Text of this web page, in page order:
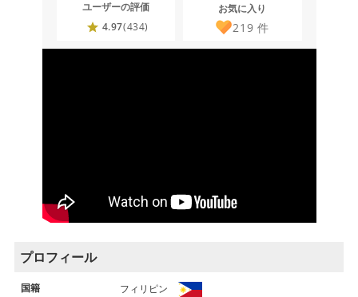
ユーザーの評価
4.97(434)
お気に入り
219 件
プロフィール
国籍 フィリピン